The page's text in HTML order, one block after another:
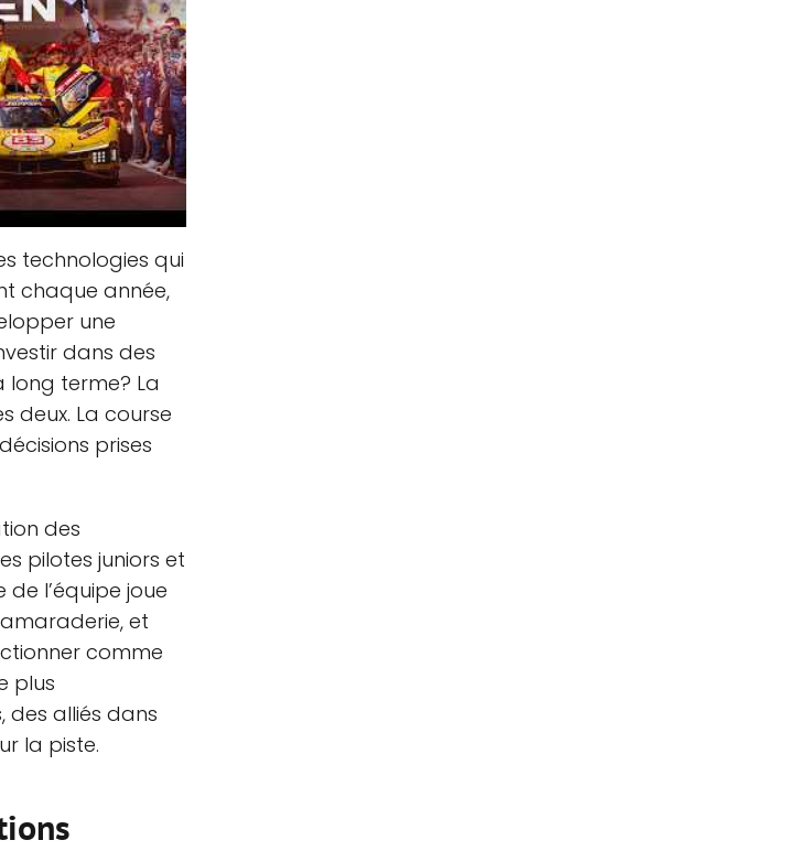
technologies qui
chaque année,
une
dans des
long terme? La
deux. La course
prises
des
pilotes juniors et
l’équipe joue
et
comme
plus
des alliés dans
la piste.